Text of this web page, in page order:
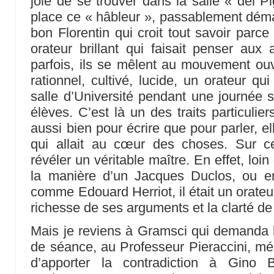
place ce « hâbleur », passablement
bon Florentin qui croit tout savoir
orateur brillant qui faisait penser aux
parfois, ils se mêlent au mouvement
rationnel, cultivé, lucide, un orateur
salle d’Université pendant une journée
élèves. C’est là un des traits
aussi bien pour écrire que pour parler,
qui allait au cœur des choses. Sur
révéler un véritable maître. En effet, loin
la manière d’un Jacques Duclos, ou
comme Edouard Herriot, il était un
richesse de ses arguments et la clarté
Mais je reviens à Gramsci qui
de séance, au Professeur Pieraccini,
d’apporter la contradiction à Gino